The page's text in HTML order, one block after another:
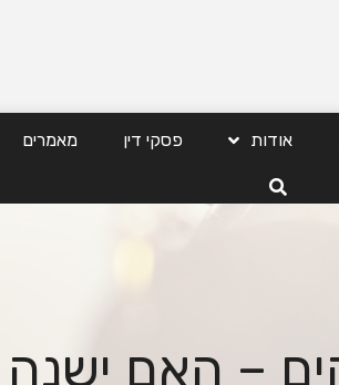
אודות פסקי דין מאמרים
– האם ישנה